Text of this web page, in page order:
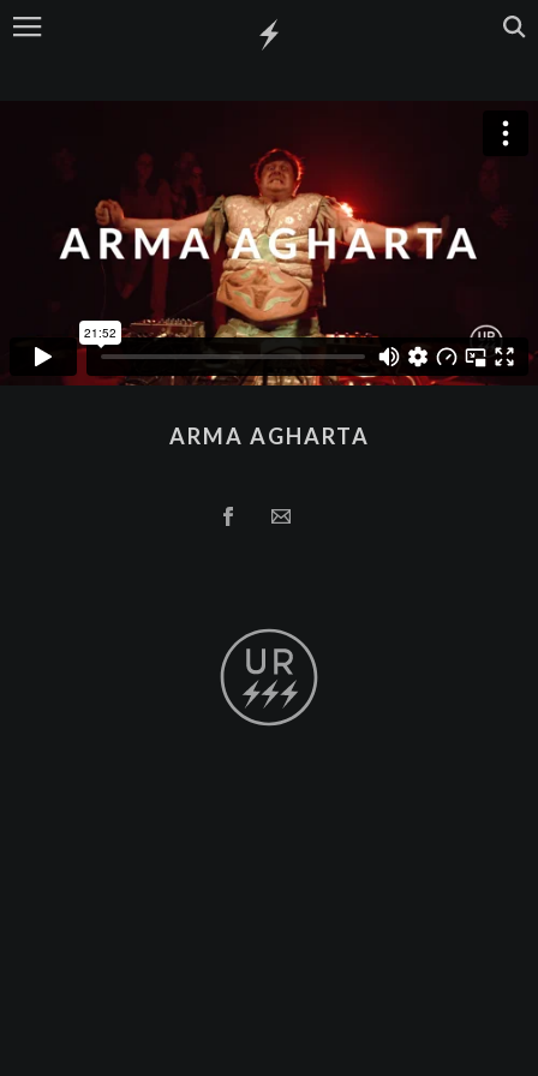
ARMA AGHARTA